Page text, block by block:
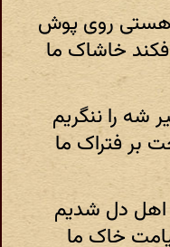
هستی روی پوش
خاشاک ما
شه را ننگریم
بر فتراک ما
اهل دل شدیم
خاک ما